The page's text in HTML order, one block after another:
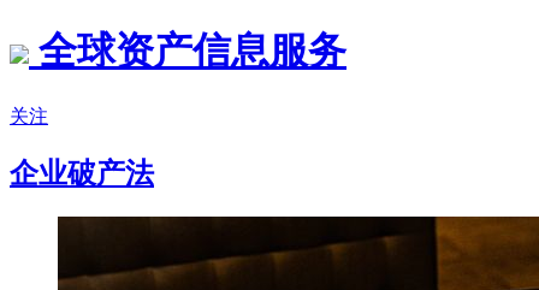
全球资产信息服务
关注
企业破产法